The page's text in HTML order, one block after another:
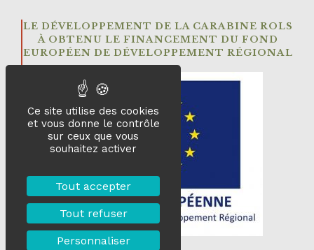
LE DÉVELOPPEMENT DE LA CARABINE ROLS
À OBTENU LE FINANCEMENT DU FOND
EUROPÉEN DE DÉVELOPPEMENT RÉGIONAL
Ce site utilise des cookies
et vous donne le contrôle
sur ceux que vous
souhaitez activer
Tout accepter
Tout refuser
Personnaliser